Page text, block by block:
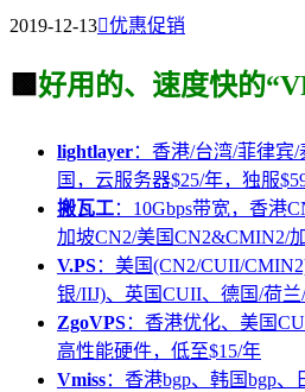
2019-12-13优惠促销
🟩 好用的、速度快的
lightlayer：香港/台湾/菲律宾
国，云服务器$25/年，独服
搬瓦工：10Gbps带宽，香港
加坡CN2/美国CN2&CMIN2/
V.PS：美国(CN2/CUII/
银/IIJ)、英国CUII、德国/荷
ZgoVPS：香港优化、美国
高性能硬件，低至$15/年
Vmiss：香港bgp、韩国bgp、